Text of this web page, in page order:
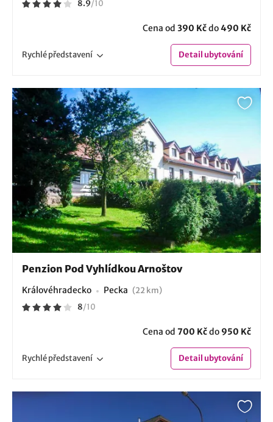
8.9/10
Cena od 390 Kčdo490 Kč
Rychlépředstavení Detailubytování
Penzion Pod Vyhlídkou Arnoštov
Královéhradecko Pecka (22 km)
8/10
Cena od 700 Kčdo 950 Kč
Rychlépředstavení Detailubytování